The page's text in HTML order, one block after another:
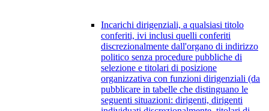
Incarichi dirigenziali, a qualsiasi titolo
conferiti, ivi inclusi quelli conferiti
discrezionalmente dall'organo di indirizzo
politico senza procedure pubbliche di
selezione e titolari di posizione
organizzativa con funzioni dirigenziali (da
pubblicare in tabelle che distinguano le
seguenti situazioni: dirigenti, dirigenti